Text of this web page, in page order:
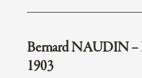
Bernard NAUDIN –
1903